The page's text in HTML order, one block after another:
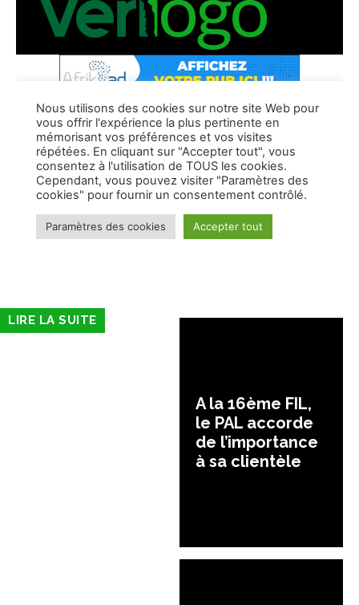
LIRE LA SUITE
A la 16ème FIL,
le PAL accorde
de l’importance
à sa clientèle